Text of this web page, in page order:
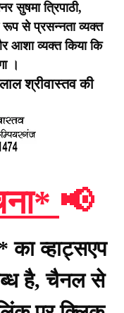
सुषमा त्रिपाठी,
रूप से प्रसन्नता व्यक्त
आशा व्यक्त किया कि
।
श्रीवास्तव की
📢
का व्हाट्सएप
है, चैनल से